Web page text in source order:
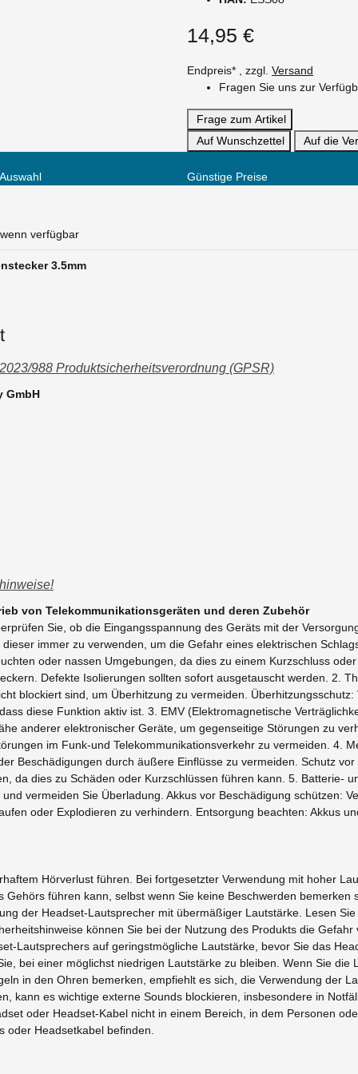
14,95 €
Endpreis* , zzgl. Versand
Fragen Sie uns zur
Frage zum Artikel
Auf Wunschzettel
Auf die
Günstige Preise
verfügbar
3.5mm
988 Produktsicherheitsverordnung (GPSR)
GmbH
von Telekommunikationsgeräten und deren Zubehör
Sie, ob die Eingangsspannung des Geräts mit der
immer zu verwenden, um die Gefahr eines elektrischen
oder nassen Umgebungen, da dies zu einem Kurzschluss
Defekte Isolierungen sollten sofort ausgetauscht werden. 2.
blockiert sind, um Überhitzung zu vermeiden.
diese Funktion aktiv ist. 3. EMV (Elektromagnetische
anderer elektronischer Geräte, um gegenseitige Störungen zu
im Funk-und Telekommunikationsverkehr zu vermeiden. 4.
Beschädigungen durch äußere Einflüsse zu vermeiden. Schutz
da dies zu Schäden oder Kurzschlüssen führen kann. 5. Batterie-
vermeiden Sie Überladung. Akkus vor Beschädigung schützen:
oder Explodieren zu verhindern. Entsorgung beachten: Akkus
Hörverlust führen. Bei fortgesetzter Verwendung mit hoher
führen kann, selbst wenn Sie keine Beschwerden
der Headset-Lautsprecher mit übermäßiger Lautstärke. Lesen
können Sie bei der Nutzung des Produkts die
Lautsprechers auf geringstmögliche Lautstärke, bevor Sie das
bei einer möglichst niedrigen Lautstärke zu bleiben. Wenn Sie
in den Ohren bemerken, empfiehlt es sich, die Verwendung der
kann es wichtige externe Sounds blockieren, insbesondere in
oder Headset-Kabel nicht in einem Bereich, in dem Personen
oder Headsetkabel befinden.